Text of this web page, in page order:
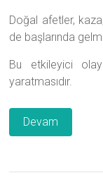
Doğal afetler,
de başlarında
Bu etkileyici
yaratmasıdır.
Devam